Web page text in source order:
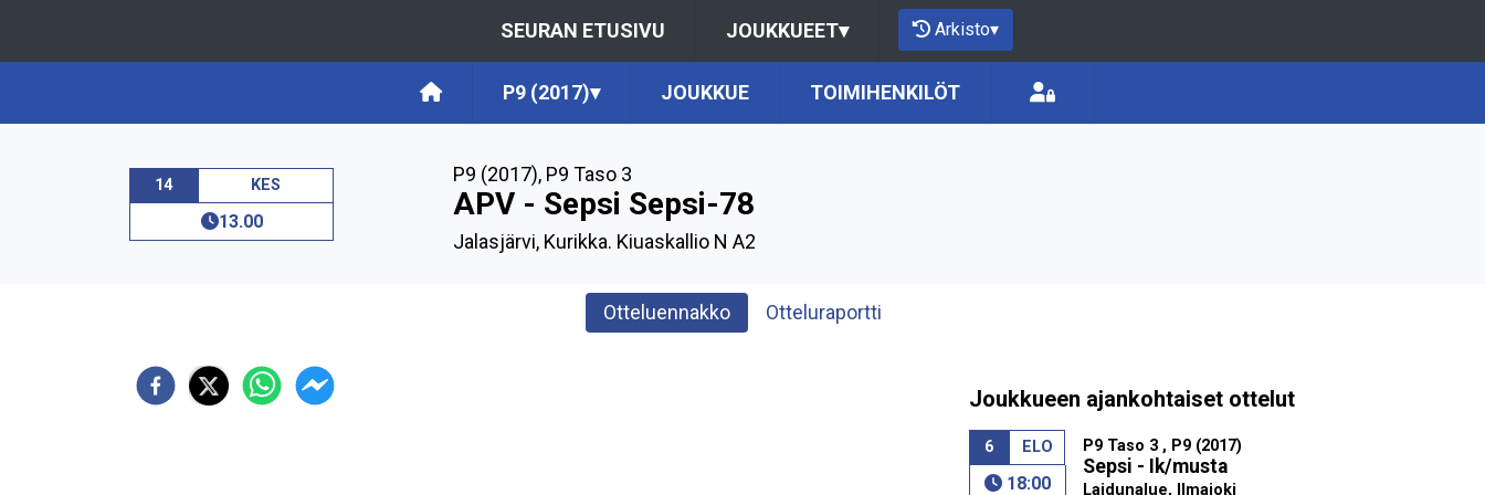
SEURAN ETUSIVU JOUKKUEET▾ Arkisto▾
P9 (2017)▾ JOUKKUE TOIMIHENKILÖT
14 KES
13.00
P9 (2017), P9 Taso 3
APV - Sepsi Sepsi-78
Jalasjärvi, Kurikka. Kiuaskallio N A2
Otteluennakko Otteluraportti
Joukkueen ajankohtaiset ottelut
6 ELO
18:00
P9 Taso 3 , P9 (2017)
Sepsi - Ik/musta
Laidunalue, Ilmajoki